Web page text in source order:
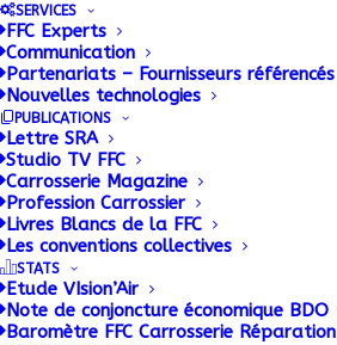
SERVICES
FFC Experts
Communication
Partenariats – Fournisseurs référencés
Nouvelles technologies
PUBLICATIONS
Lettre SRA
Studio TV FFC
Carrosserie Magazine
Profession Carrossier
Livres Blancs de la FFC
Les conventions collectives
STATS
Etude VIsion’Air
Note de conjoncture économique BDO
Baromètre FFC Carrosserie Réparation